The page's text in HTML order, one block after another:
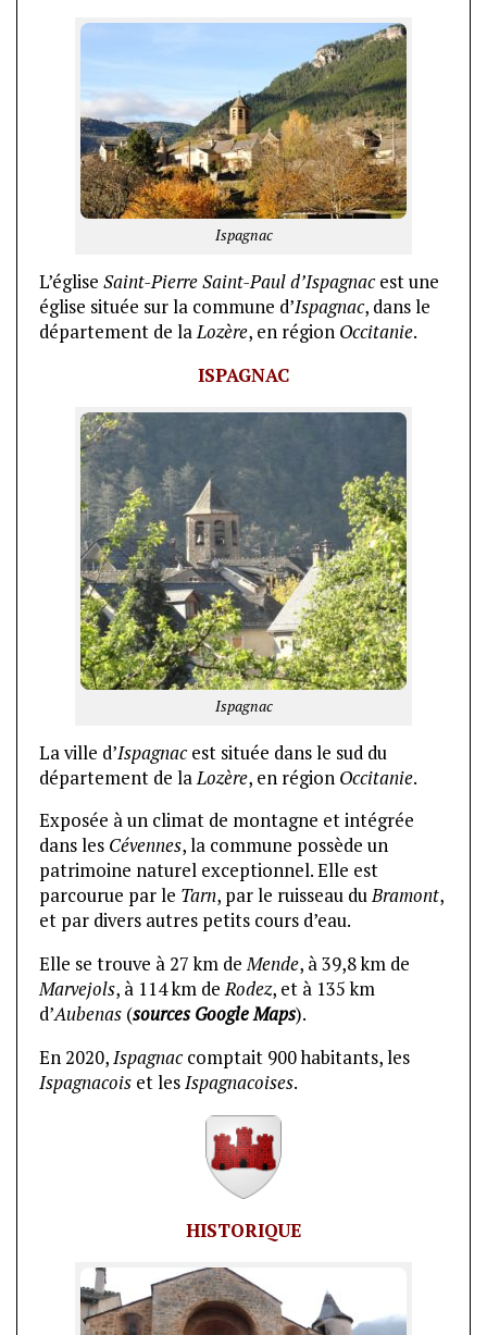
Ispagnac
L’égliseSaint-Pierre Saint-Paul d’Ispagnacest une
église située sur la commune d’Ispagnac, dans le
département de laLozère, en région Occitanie.
ISPAGNAC
Ispagnac
La ville d’Ispagnacest située dans le sud du
département de laLozère, en région Occitanie.
Exposée à un climat de montagne et intégrée
dans les Cévennes, la commune possède un
patrimoine naturel exceptionnel. Elle est
parcourue par le Tarn, par le ruisseau duBramont,
et par divers autres petits cours d’eau.
Elle se trouve à 27 km deMende, à 39,8 km de
Marvejols, à 114 km deRodez, et à 135 km
d’Aubenas (sources Google Maps).
En 2020,Ispagnaccomptait 900 habitants, les
Ispagnacois et lesIspagnacoises.
HISTORIQUE